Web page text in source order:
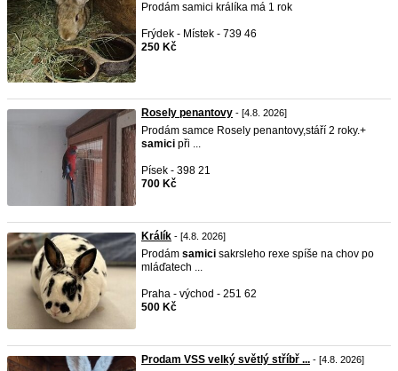
Prodám samici králíka má 1 rok
Frýdek - Místek - 739 46
250 Kč
Rosely penantovy - [4.8. 2026]
Prodám samce Rosely penantovy,stáří 2 roky.+
samici při ...
Písek - 398 21
700 Kč
Králík - [4.8. 2026]
Prodám samici sakrsleho rexe spíše na chov po
mláďatech ...
Praha - východ - 251 62
500 Kč
Prodam VSS velký světlý stříbř ... - [4.8. 2026]